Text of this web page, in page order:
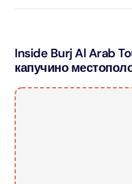
Inside Burj Al Arab
капучино